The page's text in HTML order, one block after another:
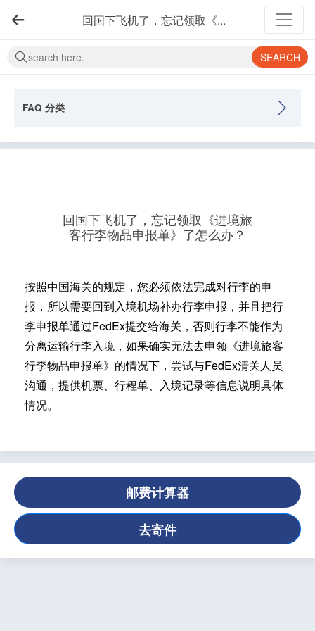
回国下飞机了，忘记领取《...
SEARCH
FAQ 分类
回国下飞机了，忘记领取《进境旅
客行李物品申报单》了怎么办？
按照中国海关的规定，您必须依法完成对行李的申
报，所以需要回到入境机场补办行李申报，并且把行
李申报单通过FedEx提交给海关，否则行李不能作为
分离运输行李入境，如果确实无法去申领《进境旅客
行李物品申报单》的情况下，尝试与FedEx清关人员
沟通，提供机票、行程单、入境记录等信息说明具体
情况。
邮费计算器
去寄件